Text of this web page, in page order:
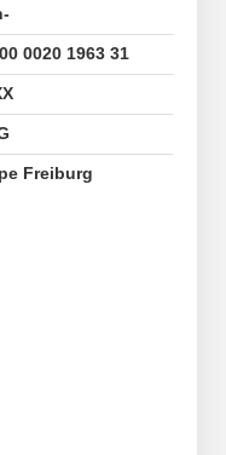
0020 1963 31
Freiburg